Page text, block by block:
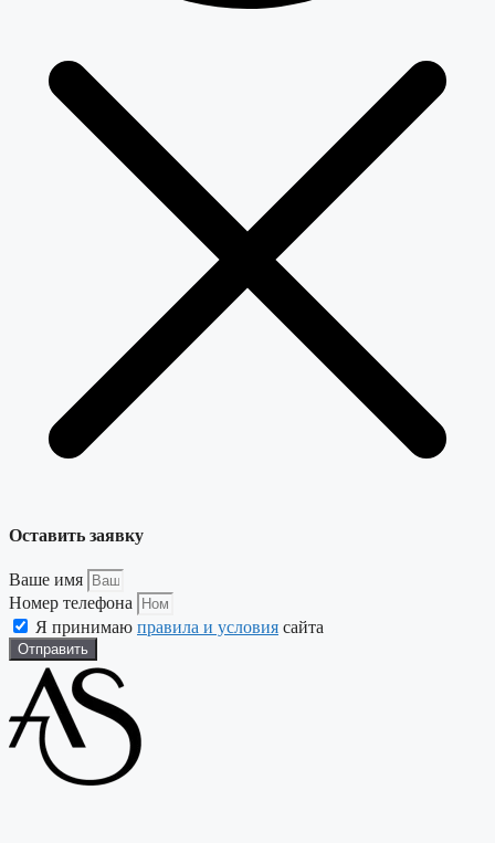
Оставить заявку
Ваше имя
Номер телефона
Я принимаю правила и условия сайта
Отправить